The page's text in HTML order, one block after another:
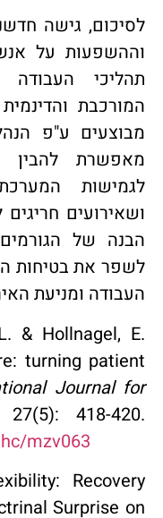
לסיכום, גישה
וההשפעות על
תהליכי העבודה
המורכבת
מבוצעים ע"פ
מאפשרת להבין
לגמישות
ושאירועים
הבנה של
לשפר את בטיחות
העבודה ומניעת
& Hollnagel, E.
turning patient
Journal for
, 27(5): 418-420.
mzv063
Recovery
Surprise on